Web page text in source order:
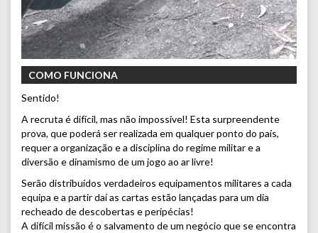
COMO FUNCIONA
Sentido!
A recruta é difícil, mas não impossível! Esta surpreendente
prova, que poderá ser realizada em qualquer ponto do país,
requer a organização e a disciplina do regime militar e a
diversão e dinamismo de um jogo ao ar livre!
Serão distribuídos verdadeiros equipamentos militares a cada
equipa e a partir daí as cartas estão lançadas para um dia
recheado de descobertas e peripécias!
A difícil missão é o salvamento de um negócio que se encontra